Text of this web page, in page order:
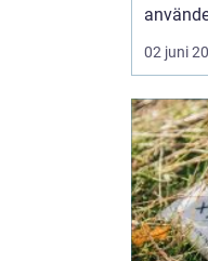
och
att
hypnos
känslor
02 juni